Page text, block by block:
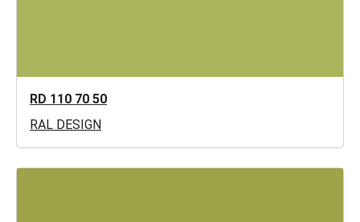
RD 110 70 50
RAL DESIGN